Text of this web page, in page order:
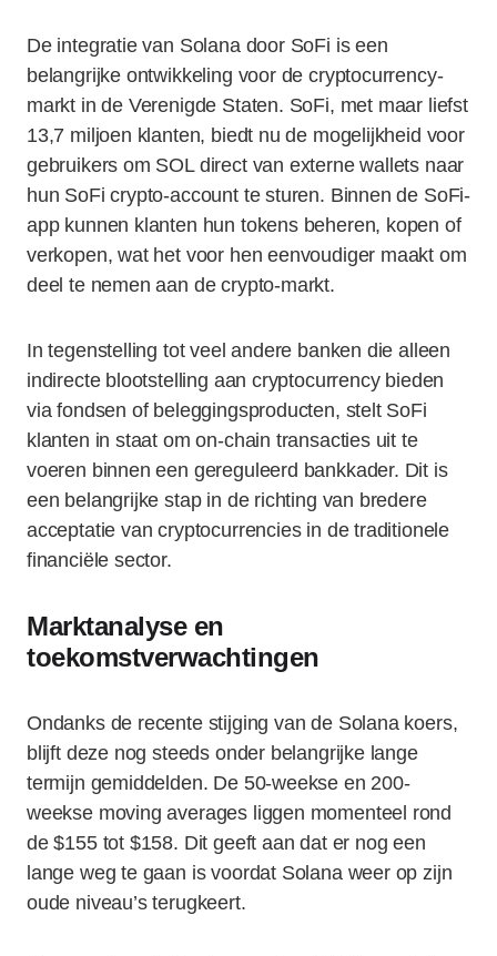
De integratie van Solana door SoFi is een
belangrijke ontwikkeling voor de cryptocurrency-
markt in de Verenigde Staten. SoFi, met maar liefst
13,7 miljoen klanten, biedt nu de mogelijkheid voor
gebruikers om SOL direct van externe wallets naar
hun SoFi crypto-account te sturen. Binnen de SoFi-
app kunnen klanten hun tokens beheren, kopen of
verkopen, wat het voor hen eenvoudiger maakt om
deel te nemen aan de crypto-markt.
In tegenstelling tot veel andere banken die alleen
indirecte blootstelling aan cryptocurrency bieden
via fondsen of beleggingsproducten, stelt SoFi
klanten in staat om on-chain transacties uit te
voeren binnen een gereguleerd bankkader. Dit is
een belangrijke stap in de richting van bredere
acceptatie van cryptocurrencies in de traditionele
financiële sector.
Marktanalyse en
toekomstverwachtingen
Ondanks de recente stijging van de Solana koers,
blijft deze nog steeds onder belangrijke lange
termijn gemiddelden. De 50-weekse en 200-
weekse moving averages liggen momenteel rond
de $155 tot $158. Dit geeft aan dat er nog een
lange weg te gaan is voordat Solana weer op zijn
oude niveau’s terugkeert.